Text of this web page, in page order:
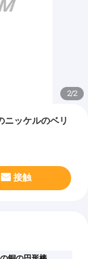
2/2
ニッケルのベリ
接触